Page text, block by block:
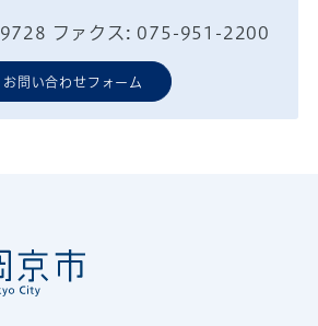
ファクス: 075-951-2200
お問い合わせフォーム